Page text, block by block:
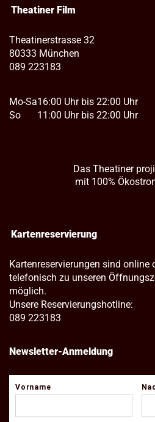
Theatiner Film
Theatinerstrasse 32
80333 München
089 223183
Mo-Sa
So
16:00 Uhr bis 22:00 Uhr
11:00 Uhr bis 22:00 Uhr
Das Theatiner
mit 100%
Kartenreservierung
Kartenreservierungen sind online
telefonisch zu unseren
möglich.
Unsere Reservierungshotline:
089 223183
Newsletter-Anmeldung